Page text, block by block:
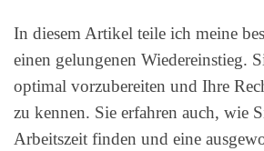
In diesem Artikel teile ich meine
einen gelungenen Wiedereinstieg.
optimal vorzubereiten und Ihre
zu kennen. Sie erfahren auch, wie
Arbeitszeit finden und eine